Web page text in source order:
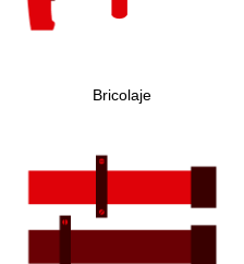
Bricolaje